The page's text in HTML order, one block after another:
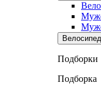
Подборки
Подборка